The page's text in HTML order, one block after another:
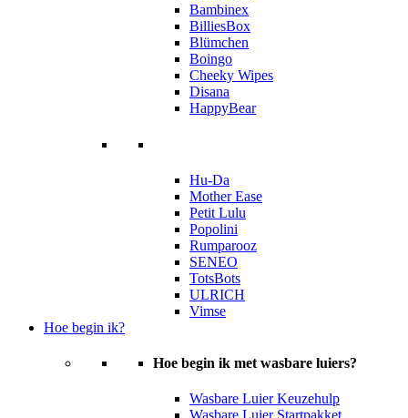
Bambinex
BilliesBox
Blümchen
Boingo
Cheeky Wipes
Disana
HappyBear
Hu-Da
Mother Ease
Petit Lulu
Popolini
Rumparooz
SENEO
TotsBots
ULRICH
Vimse
Hoe begin ik?
Hoe begin ik met wasbare luiers?
Wasbare Luier Keuzehulp